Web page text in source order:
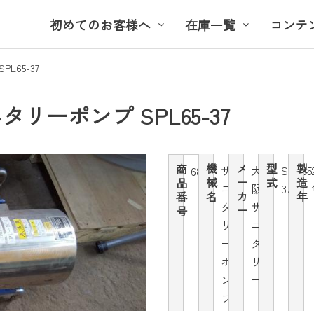
初めてのお客様へ 在庫一覧 コンテ
37
リーポンプ SPL65-37
商
品
番
号
6813機
械
名
サ
ニ
タ
リ
ー
ポ
ン
プ
メ
ー
カ
ー
大
阪
サ
ニ
タ
リ
ー
型
式 37
製
造
年